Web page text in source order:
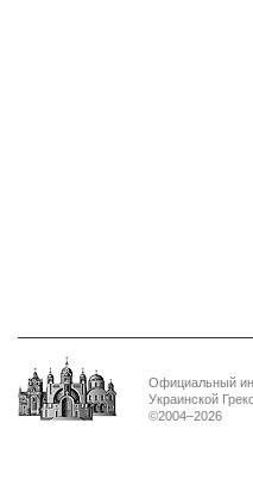
Официальный
Украинской
©2004–2026